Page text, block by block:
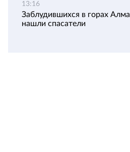
13:16
Заблудившихся в горах
нашли спасатели